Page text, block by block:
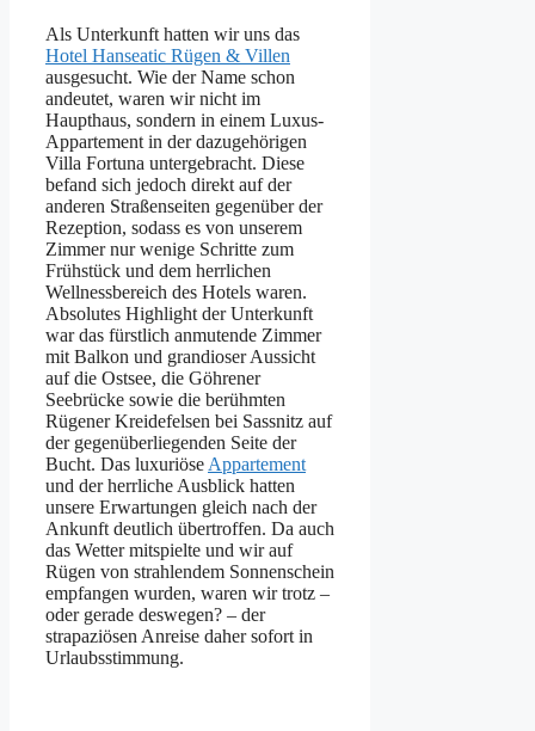
Als Unterkunft hatten wir uns das
Hotel Hanseatic Rügen & Villen
ausgesucht. Wie der Name schon
andeutet, waren wir nicht im
Haupthaus, sondern in einem Luxus-
Appartement in der dazugehörigen
Villa Fortuna untergebracht. Diese
befand sich jedoch direkt auf der
anderen Straßenseiten gegenüber der
Rezeption, sodass es von unserem
Zimmer nur wenige Schritte zum
Frühstück und dem herrlichen
Wellnessbereich des Hotels waren.
Absolutes Highlight der Unterkunft
war das fürstlich anmutende Zimmer
mit Balkon und grandioser Aussicht
auf die Ostsee, die Göhrener
Seebrücke sowie die berühmten
Rügener Kreidefelsen bei Sassnitz auf
der gegenüberliegenden Seite der
Bucht. Das luxuriöse Appartement
und der herrliche Ausblick hatten
unsere Erwartungen gleich nach der
Ankunft deutlich übertroffen. Da auch
das Wetter mitspielte und wir auf
Rügen von strahlendem Sonnenschein
empfangen wurden, waren wir trotz –
oder gerade deswegen? – der
strapaziösen Anreise daher sofort in
Urlaubsstimmung.